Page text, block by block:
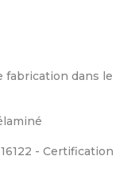
fabrication dans le
- Certification